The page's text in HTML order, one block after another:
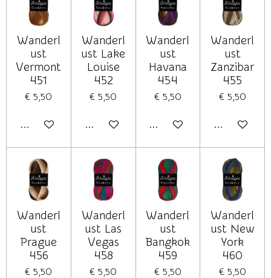
Wanderl
ust
Vermont
451
€ 5,50
In winkelwagen
Wanderl
ust Lake
Louise
452
€ 5,50
In winkelwagen
Wanderl
ust
Havana
454
€ 5,50
In winkelwagen
Wanderl
ust
Zanzibar
455
€ 5,50
In
Wanderl
ust
Prague
456
€ 5,50
Wanderl
ust Las
Vegas
458
€ 5,50
Wanderl
ust
Bangkok
459
€ 5,50
Wanderl
ust New
York
460
€ 5,50